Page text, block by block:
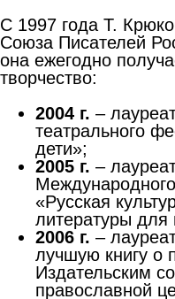
С 1997 года Т.
Союза Писателей
она ежегодно
творчество:
2004 г. –
театрального
дети»;
2005 г. –
«Русская
литературы для
2006 г. –
лучшую книгу о
Издательским
православной